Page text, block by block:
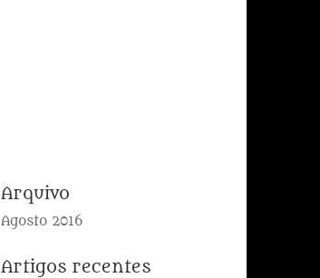
Arquivo
Agosto 2016
Artigos recentes